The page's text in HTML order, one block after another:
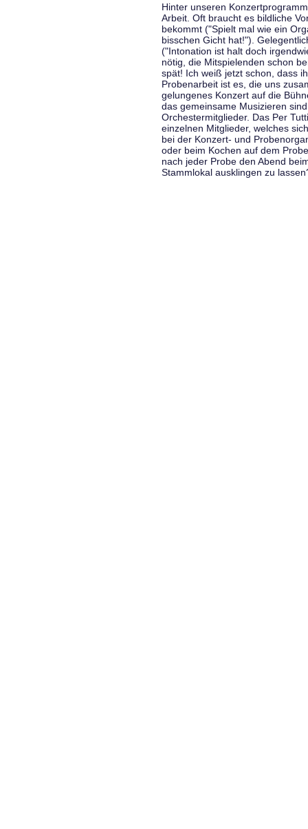
Hinter unseren
Arbeit. Oft braucht es bildliche
bekommt ("Spielt mal wie ein
bisschen Gicht hat!").
("Intonation ist halt doch
nötig, die Mitspielenden schon
spät! Ich weiß jetzt schon, dass
Probenarbeit ist es, die uns
gelungenes Konzert auf die
das gemeinsame Musizieren
Orchestermitglieder. Das Per
einzelnen Mitglieder, welches
bei der Konzert- und
oder beim Kochen auf dem
nach jeder Probe den Abend
Stammlokal ausklingen zu